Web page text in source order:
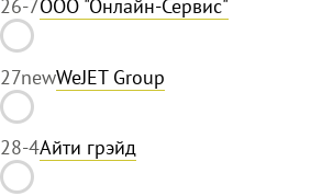
26-7ООО "Онлайн-Сервис"
27newWeJET Group
28-4Айти грэйд